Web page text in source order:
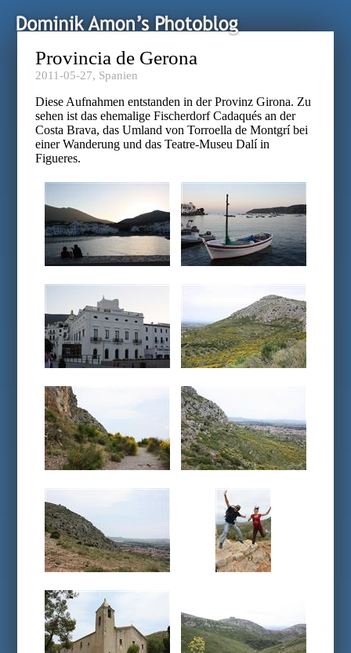
Provincia de Gerona
2011-05-27, Spanien
Diese Aufnahmen entstanden in der Provinz Girona. Zu
sehen ist das ehemalige Fischerdorf Cadaqués an der
Costa Brava, das Umland von Torroella de Montgrí bei
einer Wanderung und das Teatre-Museu Dalí in
Figueres.